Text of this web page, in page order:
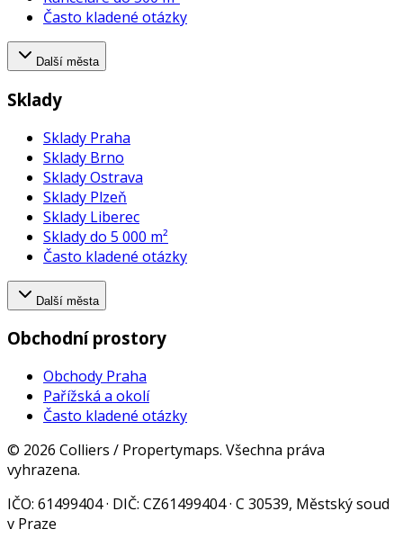
Často kladené otázky
Další města
Sklady
Sklady Praha
Sklady Brno
Sklady Ostrava
Sklady Plzeň
Sklady Liberec
Sklady do 5 000 m²
Často kladené otázky
Další města
Obchodní prostory
Obchody Praha
Pařížská a okolí
Často kladené otázky
© 2026 Colliers / Propertymaps. Všechna práva
vyhrazena.
IČO: 61499404 · DIČ: CZ61499404 · C 30539, Městský soud
v Praze